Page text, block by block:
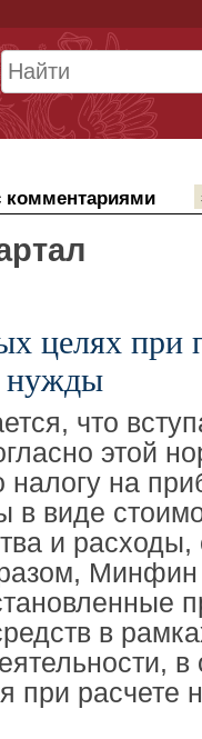
целях при
нужды
что
этой
налогу на
в виде
и расходы,
в
при расчете